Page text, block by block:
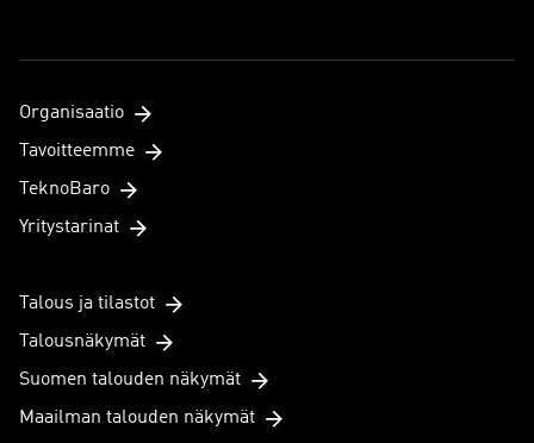
Organisaatio
Tavoitteemme
TeknoBaro
Yritystarinat
Talous ja tilastot
Talousnäkymät
Suomen talouden näkymät
Maailman talouden näkymät